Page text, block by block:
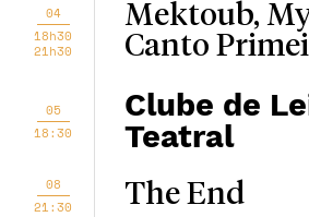
04
18h30
21h30
Mektoub,
Canto
05
18:30
Clube de
Teatral
08
21:30
The End